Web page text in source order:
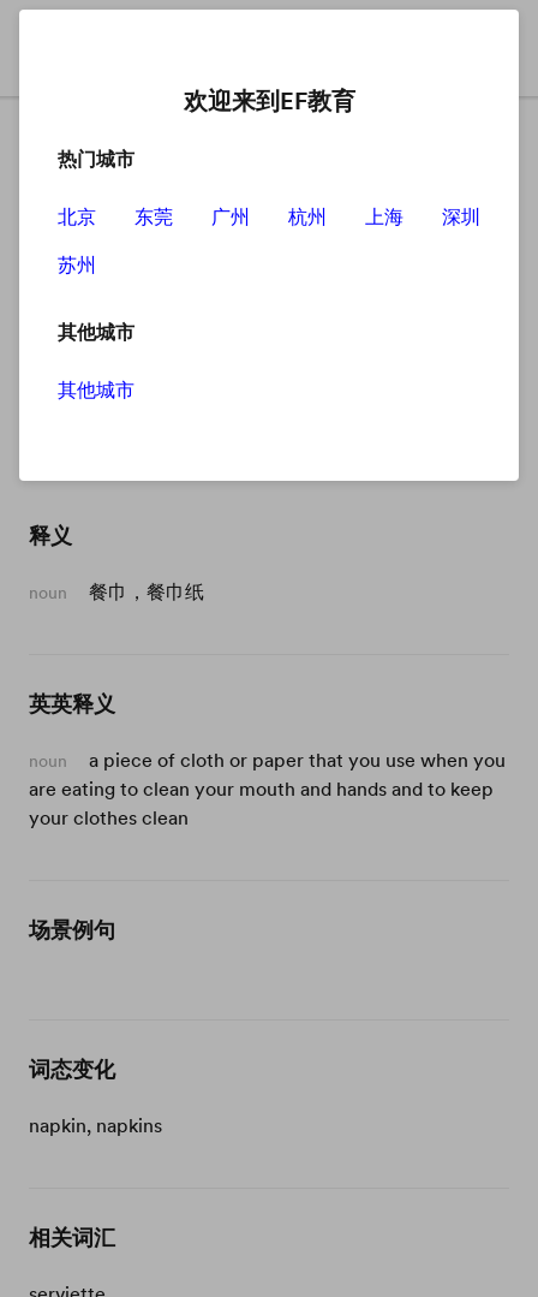
napkin
释义
noun 餐巾，餐巾纸
英英释义
noun
a piece of cloth or paper that you use when you
are eating to clean your mouth and hands and to keep
your clothes clean
场景例句
词态变化
napkin, napkins
相关词汇
欢迎来到EF教育
热门城市
北京 东莞 广州 杭州 上海
深圳
苏州
其他城市
其他城市